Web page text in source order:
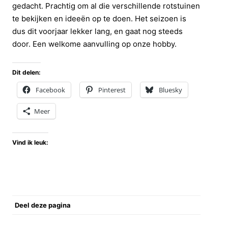
gedacht. Prachtig om al die verschillende rotstuinen
te bekijken en ideeën op te doen. Het seizoen is
dus dit voorjaar lekker lang, en gaat nog steeds
door. Een welkome aanvulling op onze hobby.
Dit delen:
Facebook Pinterest Bluesky
Meer
Vind ik leuk:
Deel deze pagina